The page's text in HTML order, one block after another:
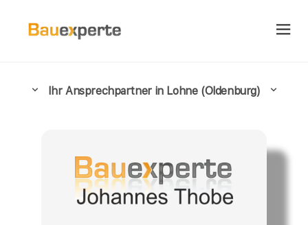
Ihr Ansprechpartner in Lohne (Oldenburg)